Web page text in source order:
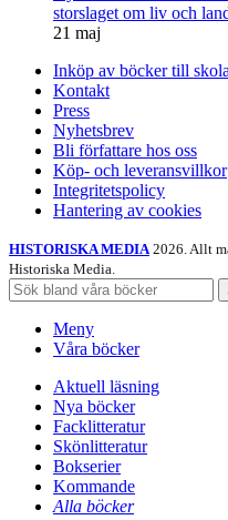
storslaget om liv och
21 maj
Inköp av böcker till
Kontakt
Press
Nyhetsbrev
Bli författare hos oss
Köp- och leveransvillkor
Integritetspolicy
Hantering av cookies
HISTORISKA MEDIA2026. Allt
Historiska Media.
Meny
Våra böcker
Aktuell läsning
Nya böcker
Facklitteratur
Skönlitteratur
Bokserier
Kommande
Alla böcker